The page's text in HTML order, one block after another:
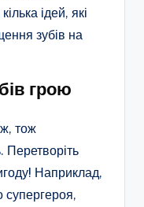
ідей, які
зубів на
грою
тож
Перетворіть
Наприклад,
супергероя,